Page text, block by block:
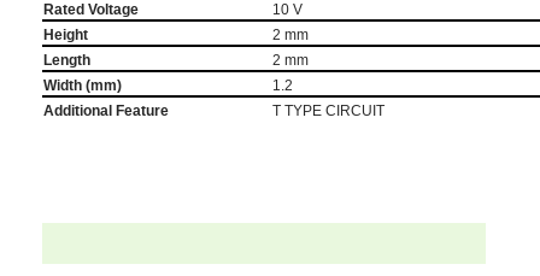
Rated Voltage
10 V
Height
2 mm
Length
2 mm
Width (mm)
1.2
Additional Feature
T TYPE CIRCUIT